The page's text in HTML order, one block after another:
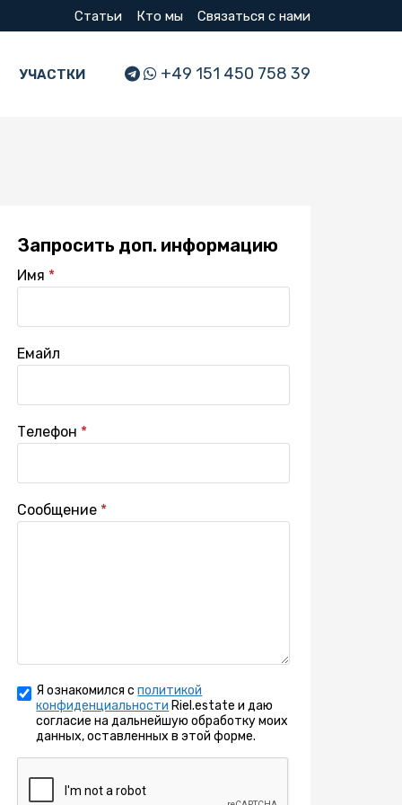
Статьи Кто мы Связаться с нами
УЧАСТКИ +49 151 450 758 39
Запросить доп. информацию
Имя
Емайл
Телефон
Сообщение
Я ознакомился сполитикой
конфиденциальности Riel.estate и даю
согласие на дальнейшую обработку моих
данных, оставленных в этой форме.